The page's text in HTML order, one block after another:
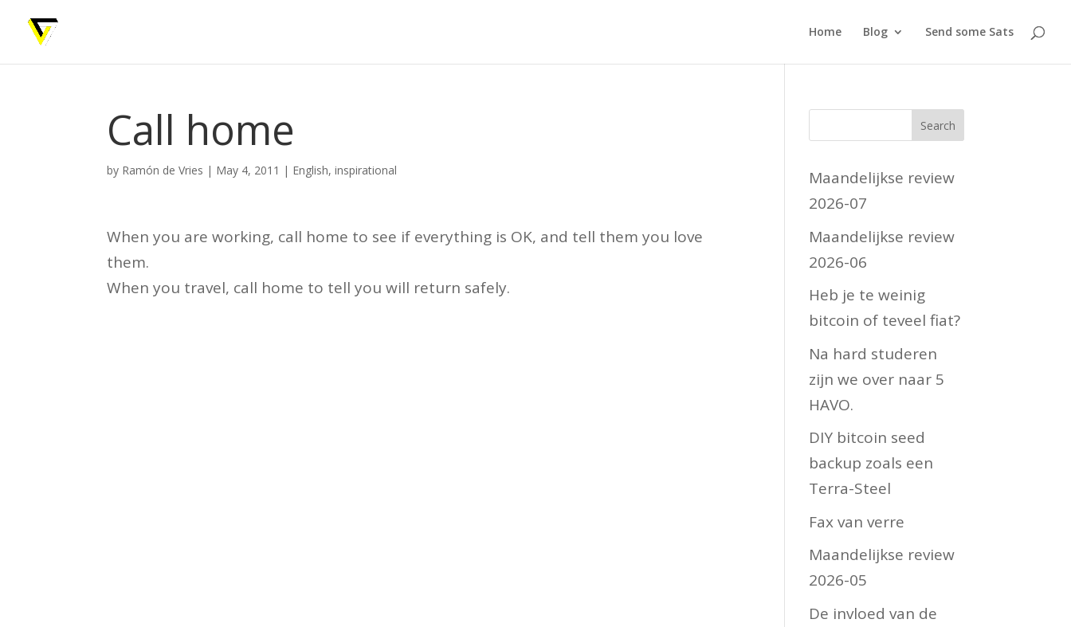
Home Blog Send some Sats
Call home
by Ramón de Vries | May 4, 2011 | English,inspirational
When you are working, call home to see if everything is OK, and tell them you love
them.
When you travel, call home to tell you will return safely.
Maandelijkse review
2026-07
Maandelijkse review
2026-06
Heb je te weinig
bitcoin of teveel fiat?
Na hard studeren
zijn we over naar 5
HAVO.
DIY bitcoin seed
backup zoals een
Terra-Steel
Fax van verre
Maandelijkse review
2026-05
De invloed van de